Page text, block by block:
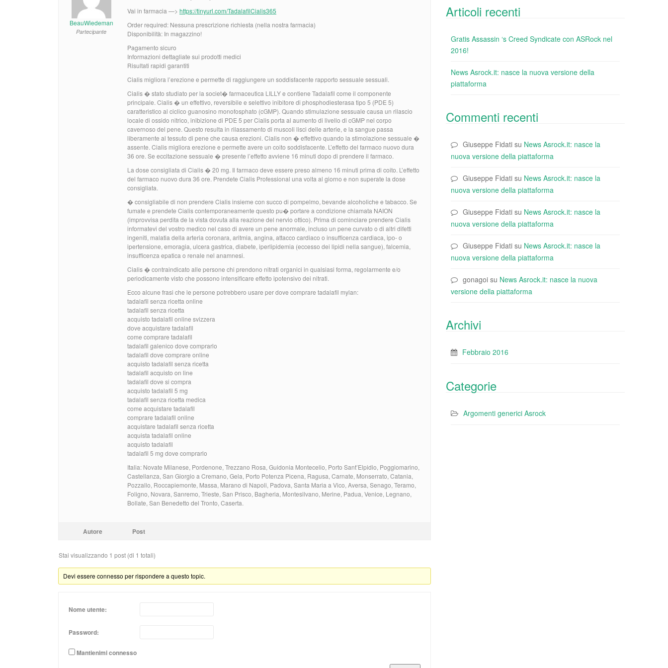
BeauWiedeman
Partecipante
Vai in farmacia —> https://tinyurl.com/TadalafilCialis365
Order required: Nessuna prescrizione richiesta (nella nostra farmacia)
Disponibilità: In magazzino!
Pagamento sicuro
Informazioni dettagliate sui prodotti medici
Risultati rapidi garantiti
Cialis migliora l’erezione e permette di raggiungere un soddisfacente rapporto sessuale sessuali.
Cialis � stato studiato per la societ� farmaceutica LILLY e contiene Tadalafil come il componente
principale. Cialis � un effettivo, reversibile e selettivo inibitore di phosphodiesterasa tipo 5 (PDE 5)
caratteristico al ciclico guanosino monofosphato (cGMP). Quando stimulazione sessuale causa un rilascio
locale di ossido nitrico, inibizione di PDE 5 per Cialis porta al aumento di livello di cGMP nel corpo
cavernoso del pene. Questo resulta in rilassamento di muscoli lisci delle arterie, e la sangue passa
liberamente al tessuto di pene che causa erezioni. Cialis non � effettivo quando la stimolazione sessuale �
assente. Cialis migliora erezione e permette avere un coito soddisfacente. L’effetto del farmaco nuovo dura
36 ore. Se eccitazione sessuale � presente l’effetto avviene 16 minuti dopo di prendere il farmaco.
La dose consigliata di Cialis � 20 mg. Il farmaco deve essere preso almeno 16 minuti prima di coito. L’effetto
del farmaco nuovo dura 36 ore. Prendete Cialis Professional una volta al giorno e non superate la dose
consigliata.
� consigliabile di non prendere Cialis insieme con succo di pompelmo, bevande alcoholiche e tabacco. Se
fumate e prendete Cialis contemporaneamente questo pu� portare a condizione chiamata NAION
(improvvisa perdita de la vista dovuta alla reazione del nervio ottico). Prima di cominciare prendere Cialis
informatevi del vostro medico nel caso di avere un pene anormale, incluso un pene curvato o di altri difetti
ingeniti, malatia della arteria coronara, aritmia, angina, attacco cardiaco o insufficenza cardiaca, ipo- o
ipertensione, emoragia, ulcera gastrica, diabete, iperlipidemia (eccesso dei lipidi nella sangue), falcemia,
insufficenza epatica o renale nel anamnesi.
Cialis � contraindicato alle persone chi prendono nitrati organici in qualsiasi forma, regolarmente e/o
periodicamente visto che possono intensificare effetto ipotensivo dei nitrati.
Ecco alcune frasi che le persone potrebbero usare per dove comprare tadalafil mylan:
tadalafil senza ricetta online
tadalafil senza ricetta
acquisto tadalafil online svizzera
dove acquistare tadalafil
come comprare tadalafil
tadalafil galenico dove comprarlo
tadalafil dove comprare online
acquisto tadalafil senza ricetta
tadalafil acquisto on line
tadalafil dove si compra
acquisto tadalafil 5 mg
tadalafil senza ricetta medica
come acquistare tadalafil
comprare tadalafil online
acquistare tadalafil senza ricetta
acquista tadalafil online
acquisto tadalafil
tadalafil 5 mg dove comprarlo
Italia: Novate Milanese, Pordenone, Trezzano Rosa, Guidonia Montecelio, Porto Sant’Elpidio, Poggiomarino,
Castellanza, San Giorgio a Cremano, Gela, Porto Potenza Picena, Ragusa, Carnate, Monserrato, Catania,
Pozzallo, Roccapiemonte, Massa, Marano di Napoli, Padova, Santa Maria a Vico, Aversa, Senago, Teramo,
Foligno, Novara, Sanremo, Trieste, San Prisco, Bagheria, Montesilvano, Merine, Padua, Venice, Legnano,
Bollate, San Benedetto del Tronto, Caserta.
Autore Post
Stai visualizzando 1 post (di 1 totali)
Devi essere connesso per rispondere a questo topic.
Nome utente:
Password:
Mantienimi connesso
Articoli recenti
Gratis Assassin ‘s Creed Syndicate con ASRock nel
2016!
News Asrock.it: nasce la nuova versione della
piattaforma
Commenti recenti
Giuseppe Fidati su News Asrock.it: nasce la
nuova versione della piattaforma
Giuseppe Fidati su News Asrock.it: nasce la
nuova versione della piattaforma
Giuseppe Fidati su News Asrock.it: nasce la
nuova versione della piattaforma
Giuseppe Fidati su News Asrock.it: nasce la
nuova versione della piattaforma
gonagoi su News Asrock.it: nasce la nuova
versione della piattaforma
Archivi
Febbraio 2016
Categorie
Argomenti generici Asrock